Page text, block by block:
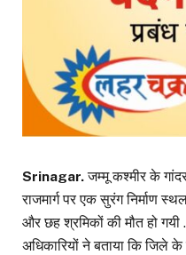
Srinagar.जम्मू कश्मीर के
राजमार्ग पर एक सुरंग निर्माण
और छह श्रमिकों की मौत हो गयी
अधिकारियों ने बताया कि जिले